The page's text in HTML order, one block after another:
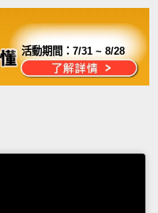
活動期間：7/31 ~ 8/28